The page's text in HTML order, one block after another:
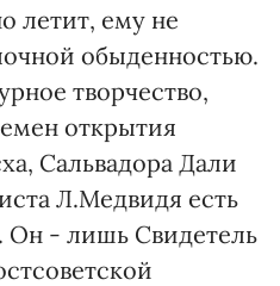
летит, ему не
обыденностью.
творчество,
открытия
Сальвадора Дали
Л.Медвидя есть
Он - лишь Свидетель